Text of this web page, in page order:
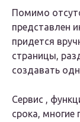
Помимо
представлен
придется
страницы,
создавать
Сервис ,
срока, многие